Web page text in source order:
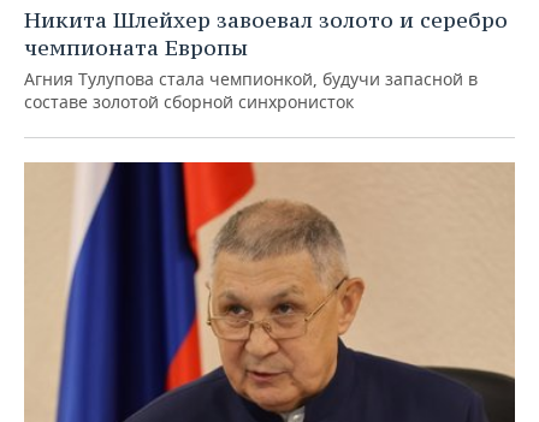
Никита Шлейхер завоевал золото и серебро
чемпионата Европы
Агния Тулупова стала чемпионкой, будучи запасной в
составе золотой сборной синхронисток